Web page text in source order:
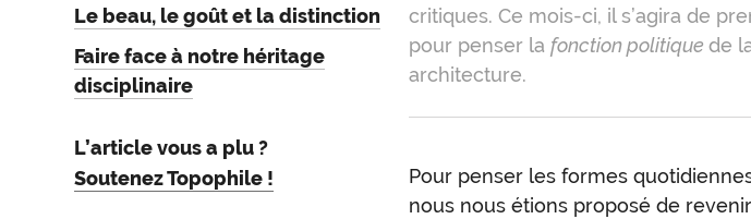
Le beau, le goût et la distinction
Faire face à notre héritage
disciplinaire
L’article vous a plu ?
Soutenez Topophile !
critiques. Ce mois-ci, il s’agira de
pour penser la fonction politiquede
architecture.
Pour penser les formes
nous nous étions proposé de